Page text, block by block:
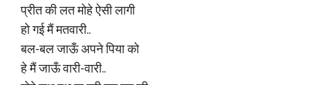
प्रीत की लत मोहे ऐसी लागी
हो गई मैं मतवारी..
बल-बल जाऊँ अपने पिया को
हे मैं जाऊँ वारी-वारी..